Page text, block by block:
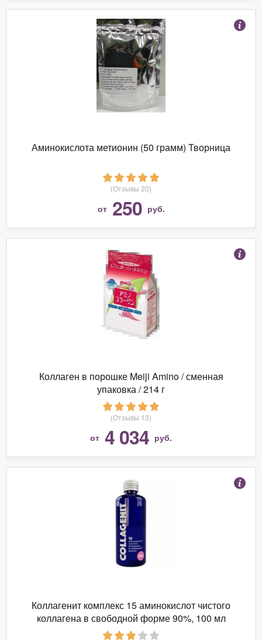
Аминокислота метионин (50 грамм) Творница
(Отзывы 20)
от 250 руб.
Коллаген в порошке Meiji Amino / сменная
упаковка / 214 г
(Отзывы 13)
от 4 034 руб.
Коллагенит комплекс 15 аминокислот чистого
коллагена в свободной форме 90%, 100 мл